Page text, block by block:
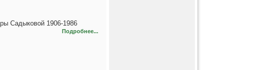
Садыковой 1906-1986
Подробнее...